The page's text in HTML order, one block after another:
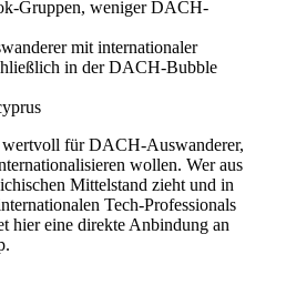
Gruppen, weniger DACH-
mit internationaler
in der DACH-Bubble
wertvoll für DACH-Auswanderer,
wollen. Wer aus
Mittelstand zieht und in
Tech-Professionals
hier eine direkte Anbindung an